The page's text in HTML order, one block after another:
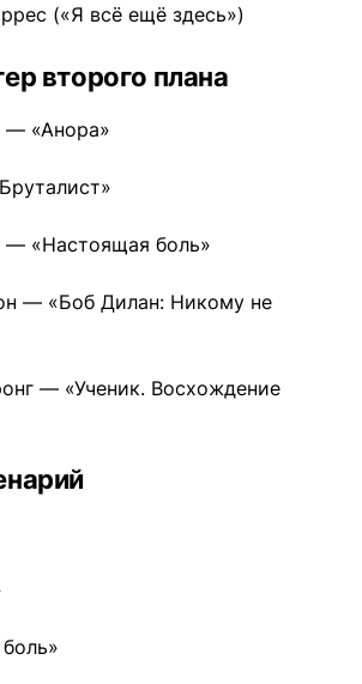
(«Я всё ещё здесь»)
второго плана
«Анора»
— «Настоящая боль»
— «Боб Дилан: Никому не
— «Ученик. Восхождение